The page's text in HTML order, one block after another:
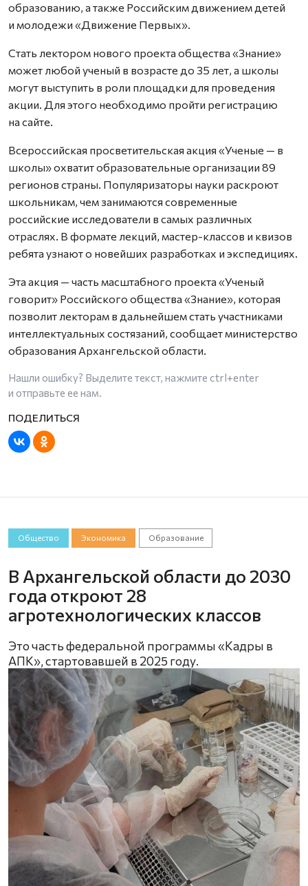
образованию, а также Российским движением детей
и молодежи «Движение Первых».
Стать лектором нового проекта общества «Знание»
может любой ученый в возрасте до 35 лет, а школы
могут выступить в роли площадки для проведения
акции. Для этого необходимо пройти регистрацию
на сайте.
Всероссийская просветительская акция «Ученые — в
школы» охватит образовательные организации 89
регионов страны. Популяризаторы науки раскроют
школьникам, чем занимаются современные
российские исследователи в самых различных
отраслях. В формате лекций, мастер-классов и квизов
ребята узнают о новейших разработках и экспедициях.
Эта акция — часть масштабного проекта «Ученый
говорит» Российского общества «Знание», которая
позволит лекторам в дальнейшем стать участниками
интеллектуальных состязаний, сообщает министерство
образования Архангельской области.
Нашли ошибку? Выделите текст, нажмите ctrl+enter
и отправьте ее нам.
Общество Экономика Образование
В Архангельской области до 2030
года откроют 28
агротехнологических классов
Это часть федеральной программы «Кадры в
АПК», стартовавшей в 2025 году.